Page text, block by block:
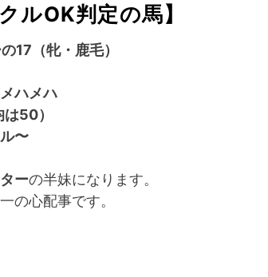
ルOK判定の馬】
17（牝・鹿毛）
ハメハ
50）
〜
ーの半妹になります。
の心配事です。